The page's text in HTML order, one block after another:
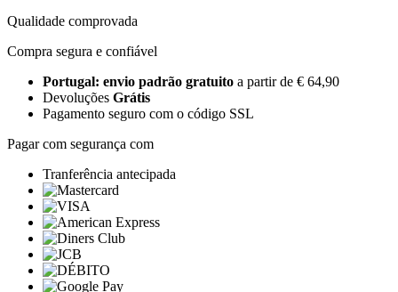
Qualidade comprovada
Compra segura e confiável
Portugal: envio padrão gratuito a partir de € 64,90
Devoluções Grátis
Pagamento seguro com o código SSL
Pagar com segurança com
Tranferência antecipada